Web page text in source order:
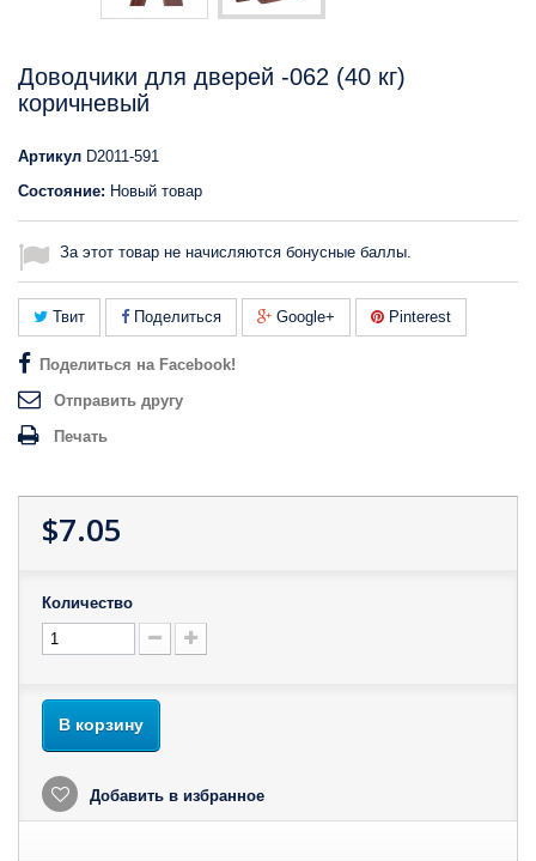
Доводчики для дверей -062 (40 кг)
коричневый
Артикул D2011-591
Состояние: Новый товар
За этот товар не начисляются бонусные баллы.
Твит Поделиться Google+ Pinterest
Поделиться на Facebook!
Отправить другу
Печать
$7.05
Количество
В корзину
Добавить в избранное